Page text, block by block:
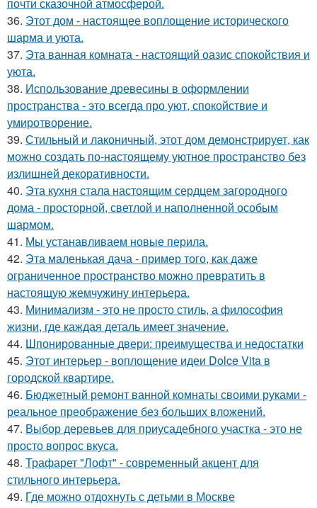
36. Этот дом - настоящее воплощение исторического
шарма и уюта.
37. Эта ванная комната - настоящий оазис спокойствия и
уюта.
38. Использование древесины в оформлении
пространства - это всегда про уют, спокойствие и
умиротворение.
39. Стильный и лаконичный, этот дом демонстрирует, как
можно создать по-настоящему уютное пространство без
излишней декоративности.
40. Эта кухня стала настоящим сердцем загородного
дома - просторной, светлой и наполненной особым
шармом.
41. Мы устанавливаем новые перила.
42. Эта маленькая дача - пример того, как даже
ограниченное пространство можно превратить в
настоящую жемчужину интерьера.
43. Минимализм - это не просто стиль, а философия
жизни, где каждая деталь имеет значение.
44. Шпонированные двери: преимущества и недостатки
45. Этот интерьер - воплощение идеи Dolce Vita в
городской квартире.
46. Бюджетный ремонт ванной комнаты своими руками -
реальное преображение без больших вложений.
47. Выбор деревьев для приусадебного участка - это не
просто вопрос вкуса.
48. Трафарет "Лофт" - современный акцент для
стильного интерьера.
49. Где можно отдохнуть с детьми в Москве